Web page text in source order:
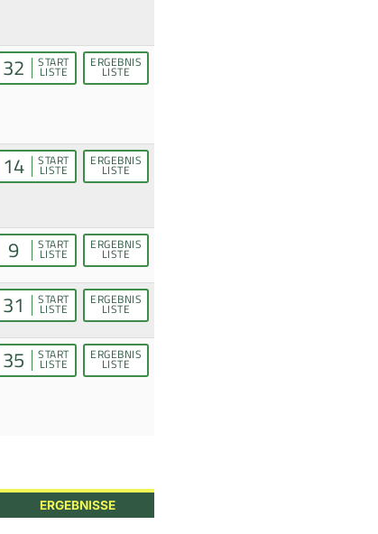
32 START
LISTE
ERGEBNIS
LISTE
14 START
LISTE
ERGEBNIS
LISTE
9 START
LISTE
ERGEBNIS
LISTE
31 START
LISTE
ERGEBNIS
LISTE
35 START
LISTE
ERGEBNIS
LISTE
ERGEBNISSE